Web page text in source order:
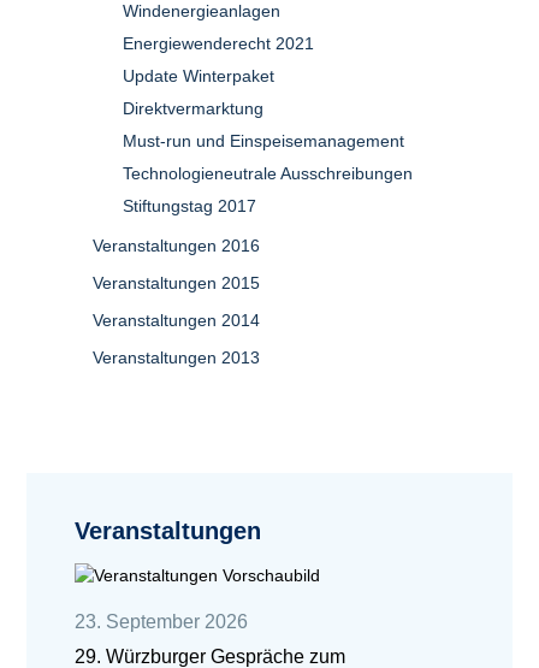
Windenergieanlagen
Energiewenderecht 2021
Update Winterpaket
Direktvermarktung
Must-run und Einspeisemanagement
Technologieneutrale Ausschreibungen
Stiftungstag 2017
Veranstaltungen 2016
Veranstaltungen 2015
Veranstaltungen 2014
Veranstaltungen 2013
Veranstaltungen
23. September 2026
29. Würzburger Gespräche zum